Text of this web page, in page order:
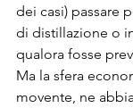
dei casi) passare
di distillazione o
qualora fosse
Ma la sfera
movente, ne